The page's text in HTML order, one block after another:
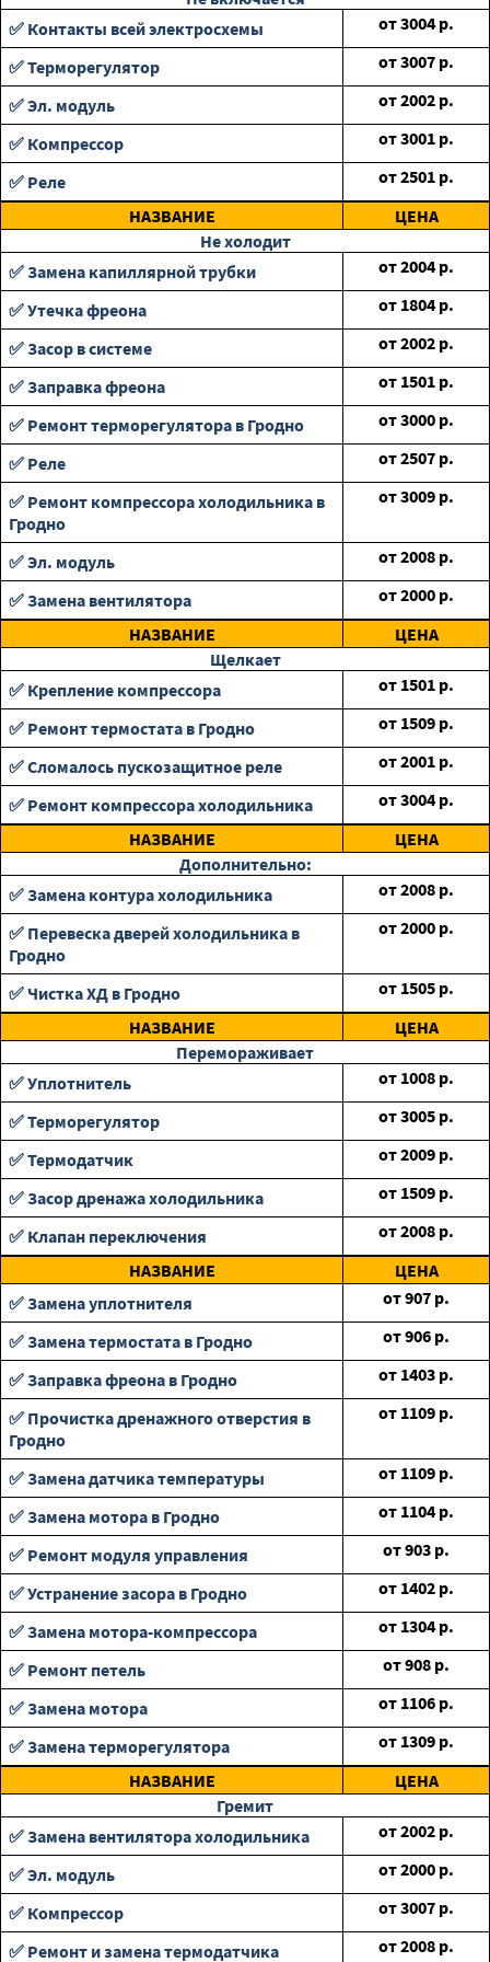
✅ Контакты всей электросхемы
от3004 р.
✅ Терморегулятор
от3007 р.
✅ Эл. модуль
от2002 р.
✅ Компрессор
от3001 р.
✅ Реле
от2501 р.
НАЗВАНИЕ
ЦЕНА
Не холодит
✅ Замена капиллярной трубки
от2004 р.
✅ Утечка фреона
от 1804 р.
✅ Засор в системе
от2002 р.
✅ Заправка фреона
от 1501 р.
✅ Ремонт терморегулятора в Гродно
от3000 р.
✅ Реле
от2507 р.
✅ Ремонт компрессора холодильника в
Гродно
от3009 р.
✅ Эл. модуль от2008 р.
✅ Замена вентилятора
от2000 р.
НАЗВАНИЕ
ЦЕНА
Щелкает
✅ Крепление компрессора
от 1501 р.
✅ Ремонт термостата в Гродно
от 1509 р.
✅ Сломалось пускозащитное реле
от2001 р.
✅ Ремонт компрессора холодильника
от3004 р.
НАЗВАНИЕ
ЦЕНА
Дополнительно:
✅ Замена контура холодильника
от2008 р.
✅ Перевеска дверей холодильника в
Гродно
от2000 р.
✅ Чистка ХД в Гродно от 1505 р.
НАЗВАНИЕ
ЦЕНА
Перемораживает
✅ Уплотнитель
от 1008 р.
✅ Терморегулятор
от3005 р.
✅ Термодатчик
от2009 р.
✅ Засор дренажа холодильника
от 1509 р.
✅ Клапан переключения
от2008 р.
НАЗВАНИЕ
ЦЕНА
✅ Замена уплотнителя
от907 р.
✅ Замена термостата в Гродно
от906 р.
✅ Заправка фреона в Гродно
от 1403 р.
✅ Прочистка дренажного отверстия в
Гродно
от 1109 р.
✅ Замена датчика температуры от 1109 р.
✅ Замена мотора в Гродно
от 1104 р.
✅ Ремонт модуля управления
от903 р.
✅ Устранение засора в Гродно
от 1402 р.
✅ Замена мотора-компрессора
от 1304 р.
✅ Ремонт петель
от908 р.
✅ Замена мотора
от 1106 р.
✅ Замена терморегулятора
от 1309 р.
НАЗВАНИЕ
ЦЕНА
Гремит
✅ Замена вентилятора холодильника
от2002 р.
✅ Эл. модуль
от2000 р.
✅ Компрессор
от3007 р.
✅ Ремонт и замена термодатчика
от2008 р.